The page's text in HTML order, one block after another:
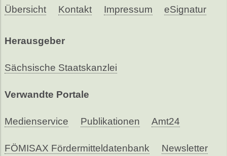
Übersicht Kontakt Impressum eSignatur
Herausgeber
Sächsische Staatskanzlei
Verwandte Portale
Medienservice Publikationen Amt24
FÖMISAX Fördermitteldatenbank Newsletter